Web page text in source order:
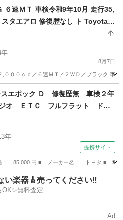
原駅 プリウス
６速ＭＴ 車検令和9年10月 走行35,
タエアロ 修復歴なし ト Toyota 8
年
8月7日
００ｃｃ／６速ＭＴ／２ＷＤ／ブラック 車検
スエポック Ｄ 修復歴無 車検２年
オ ＥＴＣ フルフラット ドア
トレベライザー アルミホイー
ミングチェーン式 フロアマッ
（なし）
年
提携サイト
： 85,000 円 ■ メーカー名： トヨタ ■
い楽器🎸売ってください‼️
無料査定
Ad